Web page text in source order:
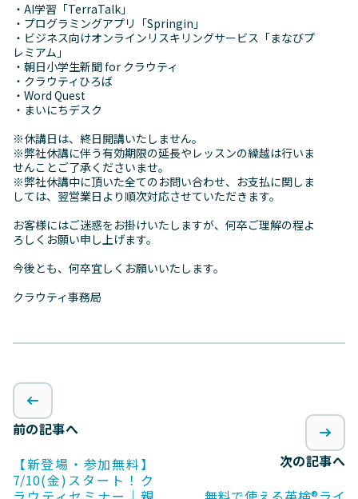
・AI学習「TerraTalk」
・プログラミングアプリ「Springin」
・ビジネス向けオンラインリスキリングサービス「まなびプ
レミアム」
・朝日小学生新聞 for クラウティ
・クラウティひろば
・Word Quest
・まいにちデスク
※休講日は、終日開講いたしません。
※弊社休講に伴う有効期限の延長やレッスンの繰越は行いま
せんことご了承くださいませ。
※弊社休講中に頂いた全てのお問い合わせ、お支払に関しま
しては、翌営業日より順次対応させていただきます。
お客様にはご迷惑をお掛けいたしますが、何卒ご理解の程よ
ろしくお願い申し上げます。
今後とも、何卒宜しくお願いいたします。
クラウティ事務局
前の記事へ
【新登場・参加無料】
7/10(金)スタート！ク
次の記事へ